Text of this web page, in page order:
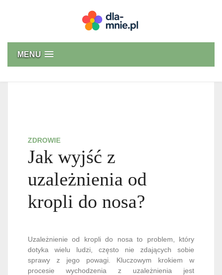
MENU
ZDROWIE
Jak wyjść z
uzależnienia od
kropli do nosa?
Uzależnienie od kropli do nosa to problem, który
dotyka wielu ludzi, często nie zdających sobie
sprawy z jego powagi. Kluczowym krokiem w
procesie wychodzenia z uzależnienia jest